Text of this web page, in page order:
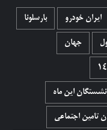
ایران خودرو بارسلونا
جهان
این ماه
تامین اجتماعی